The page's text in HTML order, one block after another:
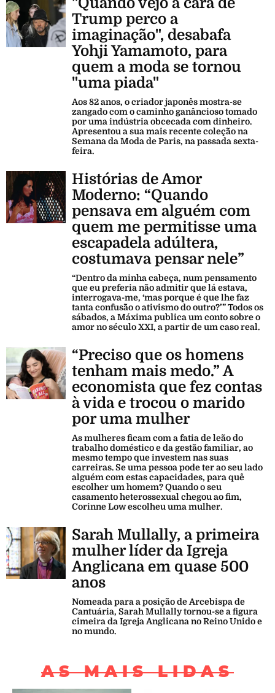
Trump perco a
imaginação", desabafa
Yohji Yamamoto, para
quem a moda se tornou
"uma piada"
Aos 82 anos, o criador japonês mostra-se
zangado com o caminho ganâncioso tomado
por uma indústria obcecada com dinheiro.
Apresentou a sua mais recente coleção na
Semana da Moda de Paris, na passada sexta-
feira.
Histórias de Amor
Moderno: “Quando
pensava em alguém com
quem me permitisse uma
escapadela adúltera,
costumava pensar nele”
“Dentro da minha cabeça, num pensamento
que eu preferia não admitir que lá estava,
interrogava-me, ‘mas porque é que lhe faz
tanta confusão o ativismo do outro?’” Todos os
sábados, a Máxima publica um conto sobre o
amor no século XXI, a partir de um caso real.
“Preciso que os homens
tenham mais medo.” A
economista que fez contas
à vida e trocou o marido
por uma mulher
As mulheres ficam com a fatia de leão do
trabalho doméstico e da gestão familiar, ao
mesmo tempo que investem nas suas
carreiras. Se uma pessoa pode ter ao seu lado
alguém com estas capacidades, para quê
escolher um homem? Quando o seu
casamento heterossexual chegou ao fim,
Corinne Low escolheu uma mulher.
Sarah Mullally, a primeira
mulher líder da Igreja
Anglicana em quase 500
anos
Nomeada para a posição de Arcebispa de
Cantuária, Sarah Mullally tornou-se a figura
cimeira da Igreja Anglicana no Reino Unido e
no mundo.
AS MAIS LIDAS